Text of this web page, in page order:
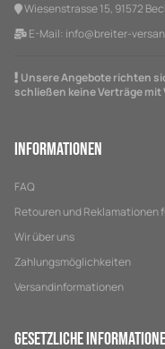
Wiesenstrasse 15, 91572
E-Mail: info@breiter-
Unsere Angebote richten
schließen keine Verträge
Informationen
FAQ
Retouren und Reklamationen
Wir über uns
Zahlungsmöglichkeiten
Versandinformationen
Gesetzliche